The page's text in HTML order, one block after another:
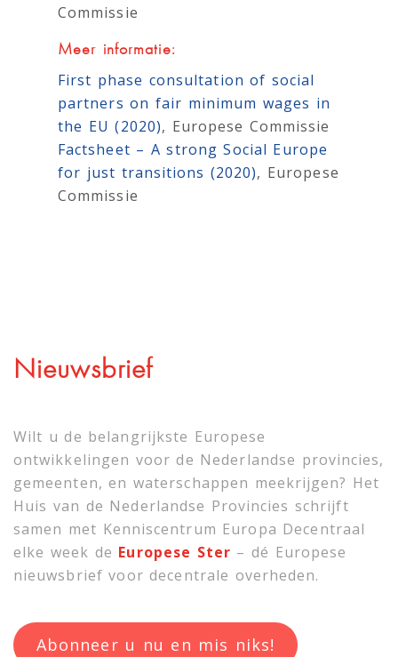
Commissie
Meer informatie:
First phase consultation of social
partners on fair minimum wages in
the EU (2020), Europese Commissie
Factsheet – A strong Social Europe
for just transitions (2020), Europese
Commissie
Nieuwsbrief
Wilt u de belangrijkste Europese
ontwikkelingen voor de Nederlandse provincies,
gemeenten, en waterschappen meekrijgen? Het
Huis van de Nederlandse Provincies schrijft
samen met Kenniscentrum Europa Decentraal
elke week de Europese Ster – dé Europese
nieuwsbrief voor decentrale overheden.
Abonneer u nu en mis niks!